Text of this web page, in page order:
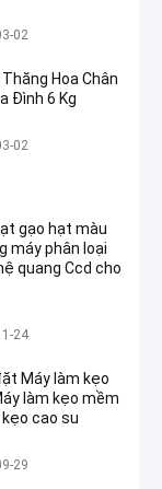
hơi quay trong ph
02
Hoa Chân
Đình 6 Kg
chân không
02
gạo hạt màu
máy phân loại
quang Ccd cho
màu
24
Máy làm kẹo
làm kẹo mềm
cao su
chân không
29